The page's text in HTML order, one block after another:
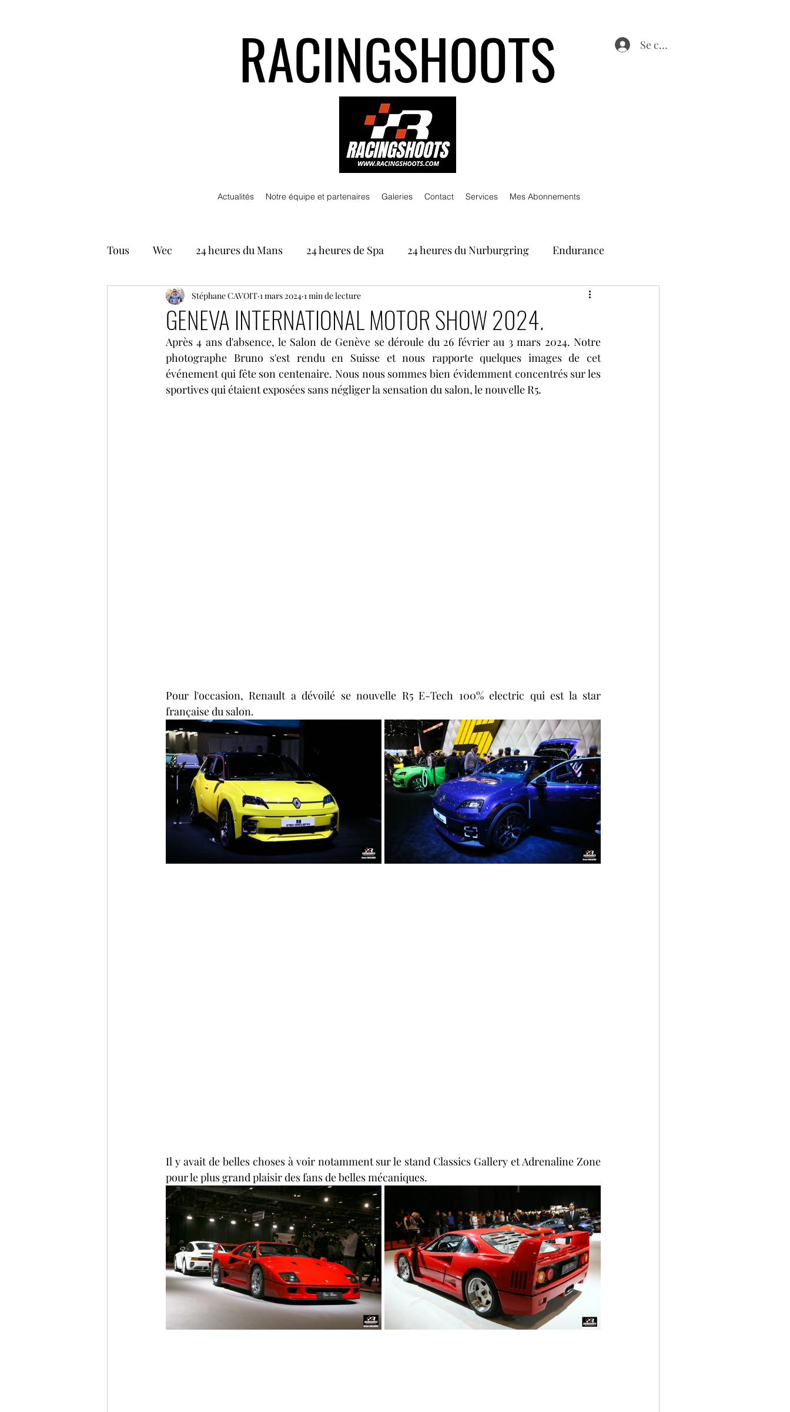
RACINGSHOOTS
Actualités Notre équipe et partenaires Galeries Contact Services Mes Abonnements
Se connecter
Tous Wec 24 heures du Mans 24 heures de Spa 24 heures du Nurburgring Endurance
F1 Moto GP 24 heures du Mans motos Divers
Coupe de France des circuits Histoire Le Mans Classic Tour Auto GP de France historique
GP historique de Monaco Coupes de Pâques Nogaro TTE Superbike Bol d'Or
GENEVA INTERNATIONAL MOTOR SHOW 2024.
Stéphane CAVOIT 1 mars 2024 1 min de lecture
Après 4 ans d'absence, le Salon de Genève se déroule du 26 février au 3 mars 2024. Notre
photographe Bruno s'est rendu en Suisse et nous rapporte quelques images de cet
événement qui fête son centenaire. Nous nous sommes bien évidemment concentrés sur les
sportives qui étaient exposées sans négliger la sensation du salon, le nouvelle R5.
Pour l'occasion, Renault a dévoilé se nouvelle R5 E-Tech 100% electric qui est la star
française du salon.
Il y avait de belles choses à voir notamment sur le stand Classics Gallery et Adrenaline Zone
pour le plus grand plaisir des fans de belles mécaniques.